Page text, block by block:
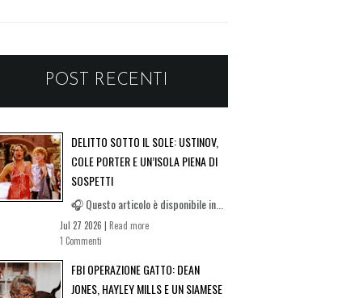
POST RECENTI
DELITTO SOTTO IL SOLE: USTINOV,
COLE PORTER E UN’ISOLA PIENA DI
SOSPETTI
🎧 Questo articolo è disponibile in...
Jul 27 2026 | Read more
1 Commenti
FBI OPERAZIONE GATTO: DEAN
JONES, HAYLEY MILLS E UN SIAMESE